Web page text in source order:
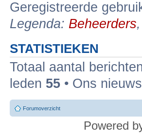
Geregistreerde
Legenda: Beheerders,
STATISTIEKEN
Totaal aantal
leden 55 • Ons
Forumoverzicht
Powered